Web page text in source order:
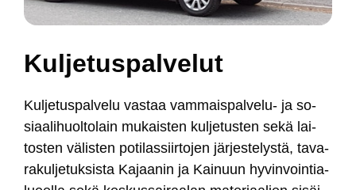
Kul­je­tus­pal­ve­lut
Kul­je­tus­pal­ve­lu vas­taa vam­mais­pal­ve­lu- ja so­
siaa­li­huol­to­lain mu­kais­ten kul­je­tus­ten se­kä lai­
tos­ten vä­lis­ten po­ti­las­siir­to­jen jär­jes­te­lys­tä, ta­va­
ra­kul­je­tuk­sis­ta Ka­jaa­nin ja Kai­nuun hy­vin­voin­tia­